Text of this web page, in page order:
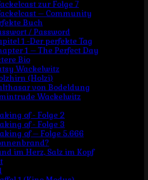
zur Folge 7
– Community
Buch
/ Password
1 -Der perfekte Tag
1 – The Perfect Day
Bio
Wackelwitz
(Holzi)
von Bodeldung
Wackelwitz
of - Folge 2
of - Folge 3
of – Folge 5.666
im Herz, Salz im Kopf